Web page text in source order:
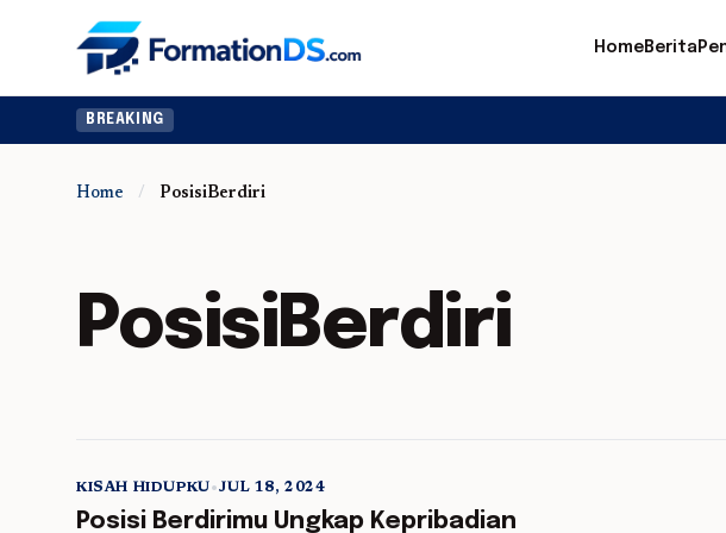
HomeBerita
BREAKING
Home / PosisiBerdiri
PosisiBerdiri
5 min read
KISAH HIDUPKU•JUL 18, 2024
Posisi Berdirimu Ungkap Kepribadian